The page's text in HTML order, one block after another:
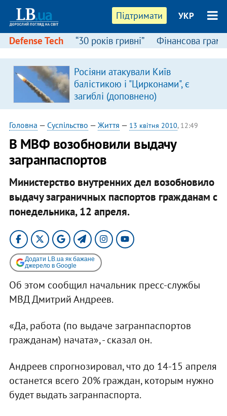
Підтримати УКР
Defense Tech “30 років гривні” Фінансова
Росіяни атакували Київ
балістикою і "Цирконами", є
загиблі (доповнено)
Головна — Суспільство — Життя — 13 квітня 2010, 12:49
В МВФ возобновили выдачу
загранпаспортов
Министерство внутренних дел возобновило
выдачу заграничных паспортов гражданам с
понедельника, 12 апреля.
Додати LB.ua як бажане
джерело в Google
Об этом сообщил начальник пресс-службы
МВД Дмитрий Андреев.
«Да, работа (по выдаче загранпаспортов
гражданам) начата», - сказал он.
Андреев спрогнозировал, что до 14-15 апреля
останется всего 20% граждан, которым нужно
будет выдать загранпаспорта.